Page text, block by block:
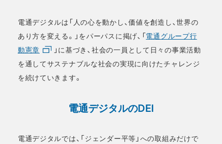
電通デジタルは「人の心を動かし、価値を創造し、世界の
あり方を変える。」をパーパスに掲げ、「電通グループ行
動憲章
」に基づき、社会の一員として日々の事業活動
を通してサステナブルな社会の実現に向けたチャレンジ
を続けていきます。
電通デジタルのDEI
電通デジタルでは、「ジェンダー平等」への取組みだけで